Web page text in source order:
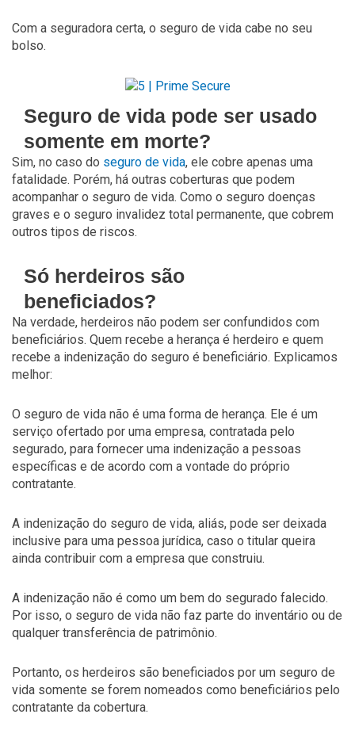
Com a seguradora certa, o seguro de vida cabe no seu
bolso.
Seguro de vida pode ser usado
somente em morte?
Sim, no caso do seguro de vida, ele cobre apenas uma
fatalidade. Porém, há outras coberturas que podem
acompanhar o seguro de vida. Como o seguro doenças
graves e o seguro invalidez total permanente, que cobrem
outros tipos de riscos.
Só herdeiros são
beneficiados?
Na verdade, herdeiros não podem ser confundidos com
beneficiários. Quem recebe a herança é herdeiro e quem
recebe a indenização do seguro é beneficiário. Explicamos
melhor:
O seguro de vida não é uma forma de herança. Ele é um
serviço ofertado por uma empresa, contratada pelo
segurado, para fornecer uma indenização a pessoas
específicas e de acordo com a vontade do próprio
contratante.
A indenização do seguro de vida, aliás, pode ser deixada
inclusive para uma pessoa jurídica, caso o titular queira
ainda contribuir com a empresa que construiu.
A indenização não é como um bem do segurado falecido.
Por isso, o seguro de vida não faz parte do inventário ou de
qualquer transferência de patrimônio.
Portanto, os herdeiros são beneficiados por um seguro de
vida somente se forem nomeados como beneficiários pelo
contratante da cobertura.